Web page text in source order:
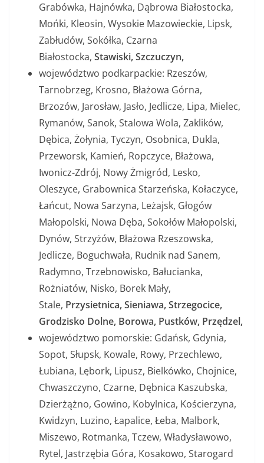
Grabówka, Hajnówka, Dąbrowa Białostocka,
Mońki, Kleosin, Wysokie Mazowieckie, Lipsk,
Zabłudów, Sokółka, Czarna
Białostocka, Stawiski, Szczuczyn,
województwo podkarpackie: Rzeszów,
Tarnobrzeg, Krosno, Błażowa Górna,
Brzozów, Jarosław, Jasło, Jedlicze, Lipa, Mielec,
Rymanów, Sanok, Stalowa Wola, Zaklików,
Dębica, Żołynia, Tyczyn, Osobnica, Dukla,
Przeworsk, Kamień, Ropczyce, Błażowa,
Iwonicz-Zdrój, Nowy Żmigród, Lesko,
Oleszyce, Grabownica Starzeńska, Kołaczyce,
Łańcut, Nowa Sarzyna, Leżajsk, Głogów
Małopolski, Nowa Dęba, Sokołów Małopolski,
Dynów, Strzyżów, Błażowa Rzeszowska,
Jedlicze, Boguchwała, Rudnik nad Sanem,
Radymno, Trzebnowisko, Bałucianka,
Rożniatów, Nisko, Borek Mały,
Stale, Przysietnica, Sieniawa, Strzegocice,
Grodzisko Dolne, Borowa, Pustków, Przędzel,
województwo pomorskie: Gdańsk, Gdynia,
Sopot, Słupsk, Kowale, Rowy, Przechlewo,
Łubiana, Lębork, Lipusz, Bielkówko, Chojnice,
Chwaszczyno, Czarne, Dębnica Kaszubska,
Dzierżążno, Gowino, Kobylnica, Kościerzyna,
Kwidzyn, Luzino, Łapalice, Łeba, Malbork,
Miszewo, Rotmanka, Tczew, Władysławowo,
Rytel, Jastrzębia Góra, Kosakowo, Starogard